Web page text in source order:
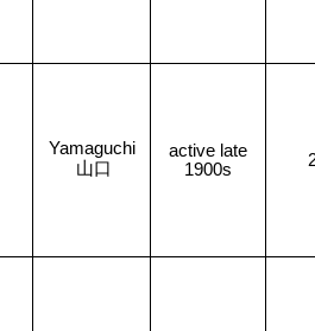
Yamaguchi
山口
active late
1900s